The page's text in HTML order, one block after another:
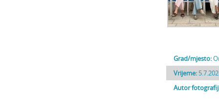
Grad/mjesto:
Vrijeme:
Autor